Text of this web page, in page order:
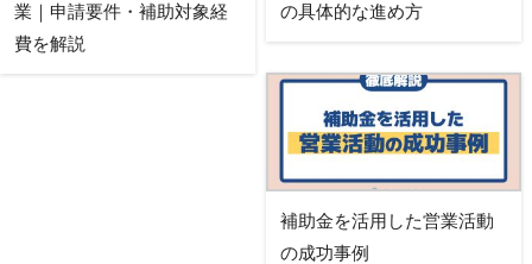
業｜申請要件・補助対象経
費を解説
の具体的な進め方
補助金を活用した営業活動
の成功事例